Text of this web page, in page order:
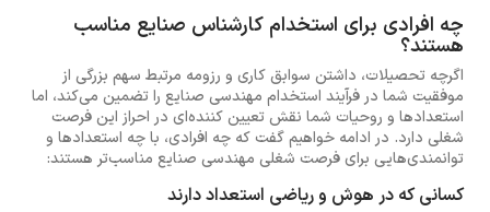
چه افرادی برای استخدام کارشناس صنایع مناسب
هستند؟
اگرچه تحصیلات، داشتن سوابق کاری و رزومه مرتبط سهم بزرگی از
موفقیت شما در فرآیند استخدام مهندسی صنایع را تضمین می‌کند، اما
استعدادها و روحیات شما نقش تعیین کننده‌ای در احراز این فرصت
شغلی دارد. در ادامه خواهیم گفت که چه افرادی، با چه استعدادها و
توانمندی‌هایی برای فرصت شغلی مهندسی صنایع مناسب‌تر هستند:
کسانی که در هوش و ریاضی استعداد دارند